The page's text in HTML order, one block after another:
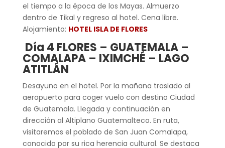
el tiempo a la época de los Mayas. Almuerzo
dentro de Tikal y regreso al hotel. Cena libre.
Alojamiento: HOTEL ISLA DE FLORES
Día 4 FLORES – GUATEMALA –
COMALAPA – IXIMCHÉ – LAGO
ATITLÁN
Desayuno en el hotel. Por la mañana traslado al
aeropuerto para coger vuelo con destino Ciudad
de Guatemala. Llegada y continuación en
dirección al Altiplano Guatemalteco. En ruta,
visitaremos el poblado de San Juan Comalapa,
conocido por su rica herencia cultural. Se destaca